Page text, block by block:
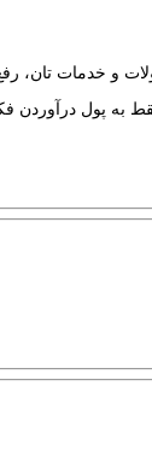
و خدمات تان،
به پول درآوردن